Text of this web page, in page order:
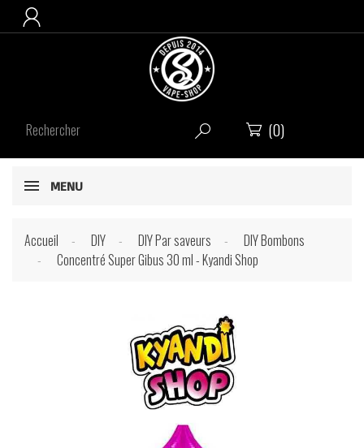

  (0)
MENU
Accueil DIY DIY Par saveurs
DIY Bombons
Concentré Super Gibus 30 ml - Kyandi Shop